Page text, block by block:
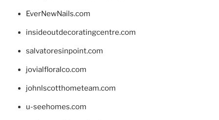
EverNewNails.com
insideoutdecoratingcentre.com
salvatoresinpoint.com
jovialfloralco.com
johnlscotthometeam.com
u-seehomes.com